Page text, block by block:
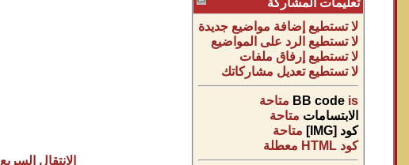
تعليمات المشاركة
لا تستطيع إضافة مواضيع جديدة
لا تستطيع الرد على المواضيع
لا تستطيع إرفاق ملفات
لا تستطيع تعديل مشاركاتك
BB code is
متاحة
الابتسامات متاحة
كود [IMG]
متاحة
كود HTML
معطلة
الانتقال السريع